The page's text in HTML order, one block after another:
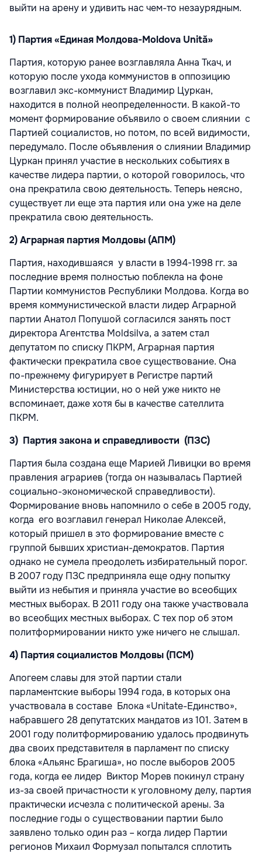
выйти на арену и удивить нас чем-то незаурядным.
1) Партия «Единая Молдова-Moldova Unită»
Партия, которую ранее возглавляла Анна Ткач, и
которую после ухода коммунистов в оппозицию
возглавил экс-коммунист Владимир Цуркан,
находится в полной неопределенности. В какой-то
момент формирование объявило о своем слиянии с
Партией социалистов, но потом, по всей видимости,
передумало. После объявления о слиянии Владимир
Цуркан принял участие в нескольких событиях в
качестве лидера партии, о которой говорилось, что
она прекратила свою деятельность. Теперь неясно,
существует ли еще эта партия или она уже на деле
прекратила свою деятельность.
2) Аграрная партия Молдовы (АПМ)
Партия, находившаяся у власти в 1994-1998 гг. за
последние время полностью поблекла на фоне
Партии коммунистов Республики Молдова. Когда во
время коммунистической власти лидер Аграрной
партии Анатол Попушой согласился занять пост
директора Агентства Moldsilva, а затем стал
депутатом по списку ПКРМ, Аграрная партия
фактически прекратила свое существование. Она
по-прежнему фигурирует в Регистре партий
Министерства юстиции, но о ней уже никто не
вспоминает, даже хотя бы в качестве сателлита
ПКРМ.
3) Партия закона и справедливости (ПЗС)
Партия была создана еще Марией Ливицки во время
правления аграриев (тогда он называлась Партией
социально-экономической справедливости).
Формирование вновь напомнило о себе в 2005 году,
когда его возглавил генерал Николае Алексей,
который пришел в это формирование вместе с
группой бывших христиан-демократов. Партия
однако не сумела преодолеть избирательный порог.
В 2007 году ПЗС предприняла еще одну попытку
выйти из небытия и приняла участие во всеобщих
местных выборах. В 2011 году она также участвовала
во всеобщих местных выборах. С тех пор об этом
политформировании никто уже ничего не слышал.
4) Партия социалистов Молдовы (ПСМ)
Апогеем славы для этой партии стали
парламентские выборы 1994 года, в которых она
участвовала в составе Блока «Unitate-Единство»,
набравшего 28 депутатских мандатов из 101. Затем в
2001 году политформированию удалось продвинуть
два своих представителя в парламент по списку
блока «Альянс Брагиша», но после выборов 2005
года, когда ее лидер Виктор Морев покинул страну
из-за своей причастности к уголовному делу, партия
практически исчезла с политической арены. За
последние годы о существовании партии было
заявлено только один раз – когда лидер Партии
регионов Михаил Формузал попытался сплотить